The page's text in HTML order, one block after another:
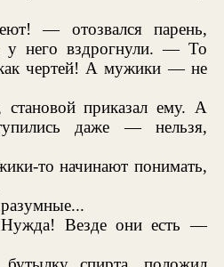
— отозвался парень,
у него вздрогнули. — То
чертей! А мужики — не
приказал ему. А
даже — нельзя,
то начинают понимать,
Везде они есть —